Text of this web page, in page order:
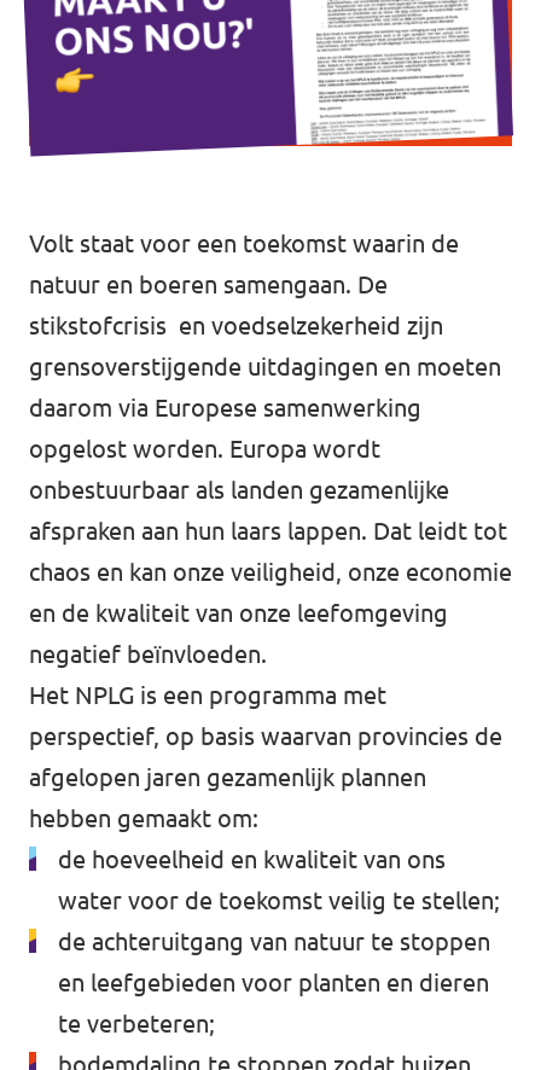
Volt staat voor een toekomst waarin de
natuur en boeren samengaan. De
stikstofcrisis en voedselzekerheid zijn
grensoverstijgende uitdagingen en moeten
daarom via Europese samenwerking
opgelost worden. Europa wordt
onbestuurbaar als landen gezamenlijke
afspraken aan hun laars lappen. Dat leidt tot
chaos en kan onze veiligheid, onze economie
en de kwaliteit van onze leefomgeving
negatief beïnvloeden.
Het NPLG is een programma met
perspectief, op basis waarvan provincies de
afgelopen jaren gezamenlijk plannen
hebben gemaakt om:
de hoeveelheid en kwaliteit van ons
water voor de toekomst veilig te stellen;
de achteruitgang van natuur te stoppen
en leefgebieden voor planten en dieren
te verbeteren;